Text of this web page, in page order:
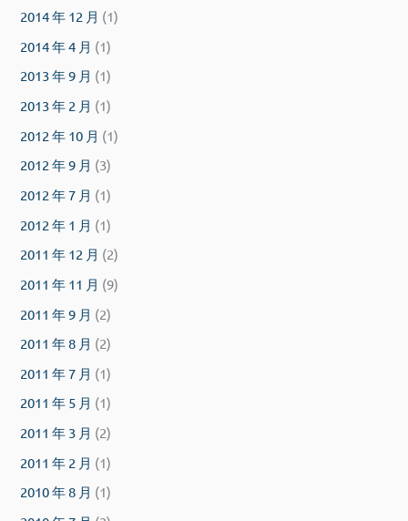
2014 年 12 月 (1)
2014 年 4 月 (1)
2013 年 9 月 (1)
2013 年 2 月 (1)
2012 年 10 月 (1)
2012 年 9 月 (3)
2012 年 7 月 (1)
2012 年 1 月 (1)
2011 年 12 月 (2)
2011 年 11 月 (9)
2011 年 9 月 (2)
2011 年 8 月 (2)
2011 年 7 月 (1)
2011 年 5 月 (1)
2011 年 3 月 (2)
2011 年 2 月 (1)
2010 年 8 月 (1)